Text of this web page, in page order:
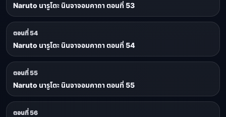
Naruto นารูโตะ นินจาจอมคาถา ตอนที่ 53
ตอนที่ 54
Naruto นารูโตะ นินจาจอมคาถา ตอนที่ 54
ตอนที่ 55
Naruto นารูโตะ นินจาจอมคาถา ตอนที่ 55
ตอนที่ 56